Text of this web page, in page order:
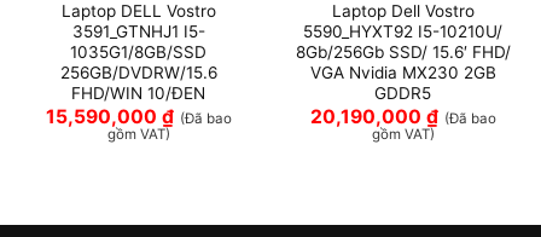
Laptop DELL Vostro
3591_GTNHJ1 I5-
1035G1/8GB/SSD
256GB/DVDRW/15.6
FHD/WIN 10/ĐEN
15,590,000 ₫ (Đã bao
gồm VAT)
Laptop Dell Vostro
5590_HYXT92 I5-10210U/
8Gb/256Gb SSD/ 15.6′ FHD/
VGA Nvidia MX230 2GB
GDDR5
20,190,000 ₫ (Đã bao
gồm VAT)